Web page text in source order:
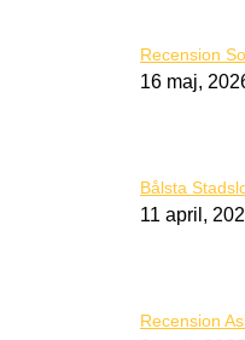
Recension
16 maj,
Bålsta
11 april,
Recension